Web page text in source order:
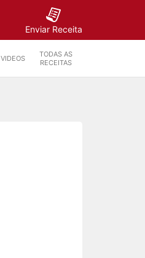
Enviar Receita
VIDEOS
TODAS AS
RECEITAS